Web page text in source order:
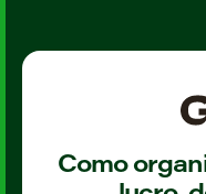
Como